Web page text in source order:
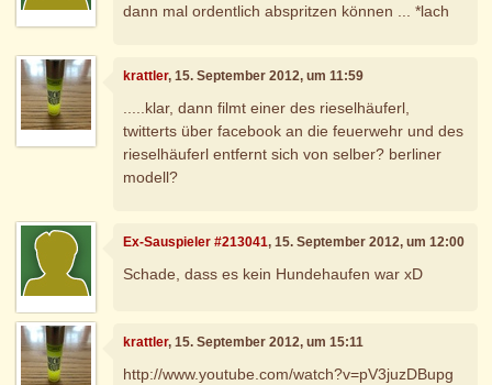
dann mal ordentlich abspritzen können ... *lach
krattler, 15. September 2012, um 11:59
.....klar, dann filmt einer des rieselhäuferl,
twitterts über facebook an die feuerwehr und des
rieselhäuferl entfernt sich von selber? berliner
modell?
Ex-Sauspieler #213041, 15. September 2012, um 12:00
Schade, dass es kein Hundehaufen war xD
krattler, 15. September 2012, um 15:11
http://www.youtube.com/watch?v=pV3juzDBupg